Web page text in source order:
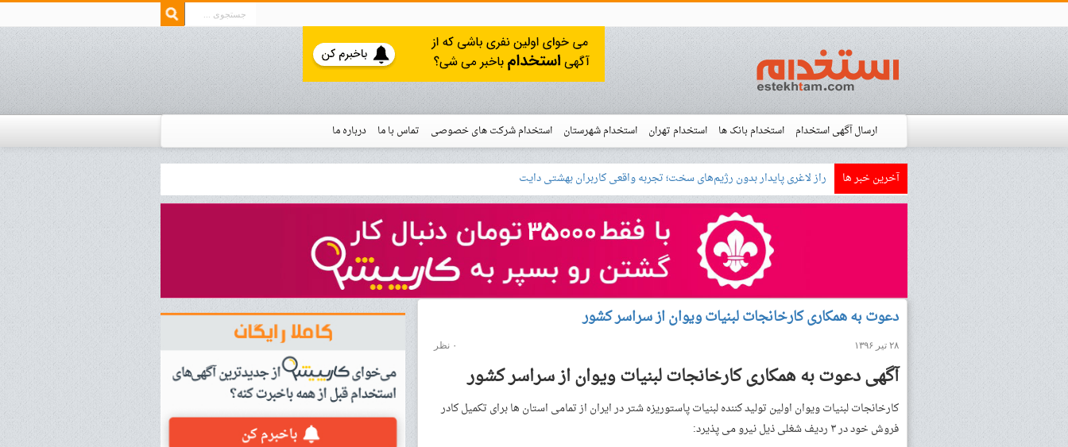
ارسال آگهی استخدام استخدام بانک ها استخدام تهران استخدام شهرستان استخدام شرکت های خصوصی تماس با ما
درباره ما
نوار زمان استخدام
استخدام شده ها
آموزش فروشگاه استخدام
آخرین خبر ها بازار کار زبان آلمانی چگونه
دعوت به همکاری کارخانجات لبنیات ویوان از سراسر کشور
۲۸ تیر ۱۳۹۶ ۰ نظر
آگهی دعوت به همکاری کارخانجات لبنیات ویوان از سراسر کشور
کارخانجات لبنیات ویوان اولین تولید کننده لبنیات پاستوریزه شتر در ایران از تمامی استان ها برای تکمیل کادر
فروش خود در ۳ ردیف شغلی ذیل نیرو می پذیرد: